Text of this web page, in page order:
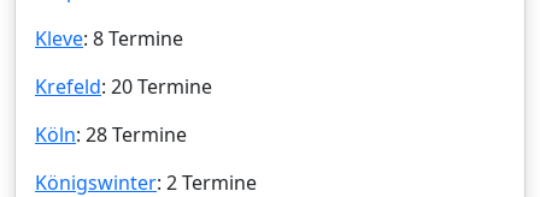
Kleve: 8 Termine
Krefeld: 20 Termine
Köln: 28 Termine
Königswinter: 2 Termine